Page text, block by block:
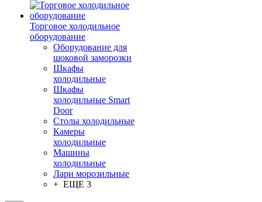
Торговое холодильное
оборудование
Оборудование для
шоковой заморозки
Шкафы
холодильные
Шкафы
холодильные Smart
Door
Столы холодильные
Камеры
холодильные
Машины
холодильные
Лари морозильные
+ ЕЩЕ 3